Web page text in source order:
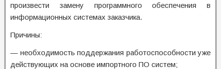
произвести замену программного обеспечения в
информационных системах заказчика.
Причины:
— необходимость поддержания работоспособности уже
действующих на основе импортного ПО систем;